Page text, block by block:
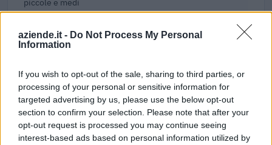
aziende.it - Do Not Process My Personal
Information
If you wish to opt-out of the sale, sharing to third parties, or
processing of your personal or sensitive information for
targeted advertising by us, please use the below opt-out
section to confirm your selection. Please note that after your
opt-out request is processed you may continue seeing
interest-based ads based on personal information utilized by
Ministero delle Imprese e del Made in Italy -
4.138 euro
Esonero dal versamento dei contributi previdenziali
per nuove assunzioni/trasformazioni a tempo
indeterminato nel bienni
inps
5.971 euro